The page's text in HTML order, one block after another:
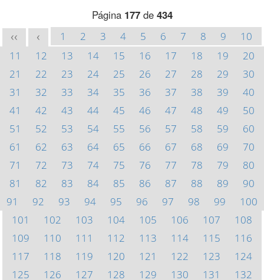
Página 177de 434
<< < 1 2 3 4 5 6 7 8 9
10
11
12 13 14 15 16 17 18 19
20
21
22 23 24 25 26 27 28 29
30
31
32 33 34 35 36 37 38 39
40
41
42 43 44 45 46 47 48 49
50
51
52 53 54 55 56 57 58 59
60
61
62 63 64 65 66 67 68 69
70
71
72 73 74 75 76 77 78 79
80
81
82 83 84 85 86 87 88 89
90
91
92 93 94 95 96 97 98 99
100
101
102 103 104 105 106 107
108
109
110 111 112 113 114 115
116
117
118 119 120 121 122 123
124
125
126 127 128 129 130 131
132